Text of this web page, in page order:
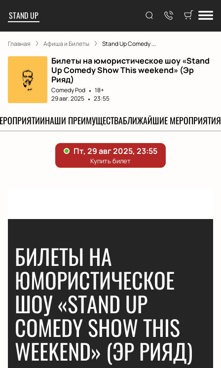
STAND UP
Главная Афиша и Билеты Stand Up Comedy ...
Билеты на юмористическое шоу «Stand
Up Comedy Show This weekend» (Эр
Рияд)
Comedy Pod
18+
29 авг. 2025
23:55
НАШИ ПРЕИМУЩЕСТВАБЛИЖАЙШИЕ МЕРОПРИЯТИЯ
БИЛЕТЫ НА
ЮМОРИСТИЧЕСКОЕ
ШОУ «STAND UP
COMEDY SHOW THIS
WEEKEND» (ЭР РИЯД)